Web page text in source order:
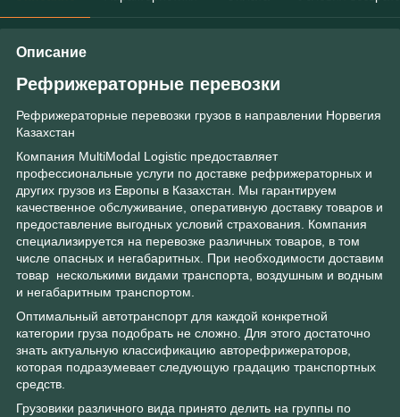
Описание
Рефрижераторные перевозки
Рефрижераторные перевозки грузов в направлении Норвегия
Казахстан
Компания MultiModal Logistic предоставляет
профессиональные услуги по доставке рефрижераторных и
других грузов из Европы в Казахстан. Мы гарантируем
качественное обслуживание, оперативную доставку товаров и
предоставление выгодных условий страхования. Компания
специализируется на перевозке различных товаров, в том
числе опасных и негабаритных. При необходимости доставим
товар несколькими видами транспорта, воздушным и водным
и негабаритным транспортом.
Оптимальный автотранспорт для каждой конкретной
категории груза подобрать не сложно. Для этого достаточно
знать актуальную классификацию авторефрижераторов,
которая подразумевает следующую градацию транспортных
средств.
Грузовики различного вида принято делить на группы по